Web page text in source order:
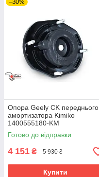
–30%
Опора Geely CK переднього
амортизатора Kimiko
1400555180-KM
Готово до відправки
4 151 ₴ 5 930 ₴
Купити